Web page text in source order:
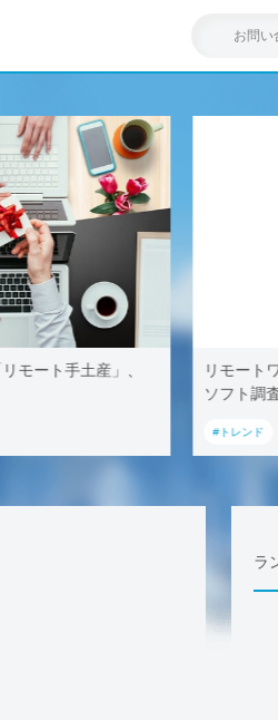
お問い
影響が大きい–マイクロ
浸透
キン
#トレ
ラ